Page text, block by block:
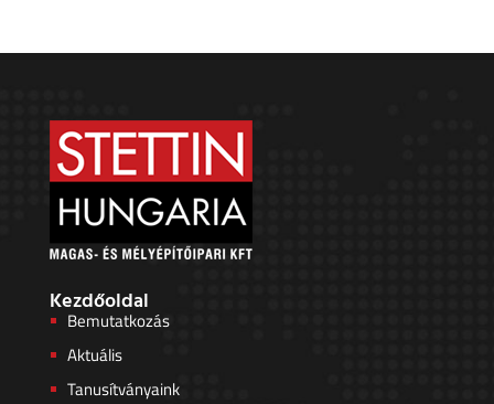
Kezdőoldal
Bemutatkozás
Aktuális
Tanusítványaink